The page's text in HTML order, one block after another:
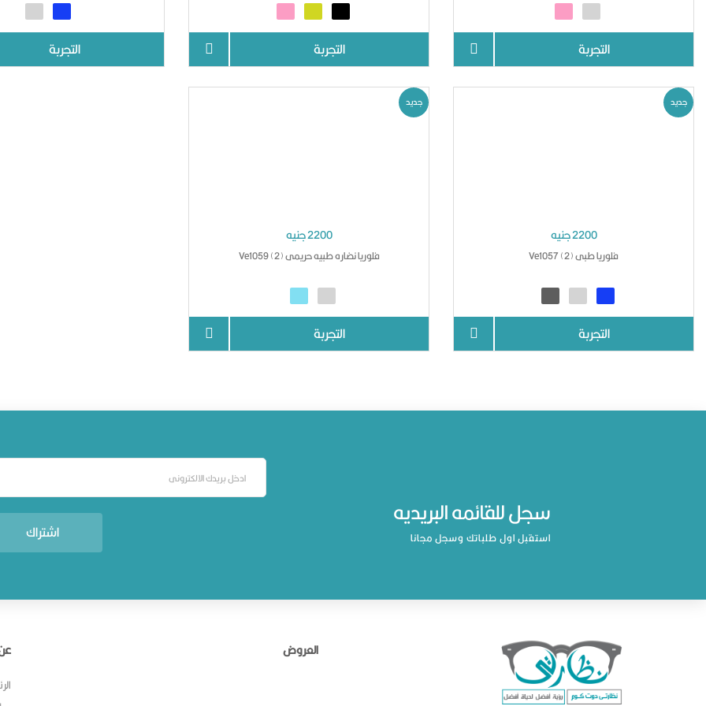
التجربة التجربة التجربة
2200 جنيه
فلوريا طبى Ve1057 (2)
التجربة
جديد
2200 جنيه
فلوريا نضاره طبيه حريمى Ve1059 (2)
التجربة
جديد
سجل للقائمه البريديه
استقبل اول طلباتك وسجل مجانا اشتراك
العروض